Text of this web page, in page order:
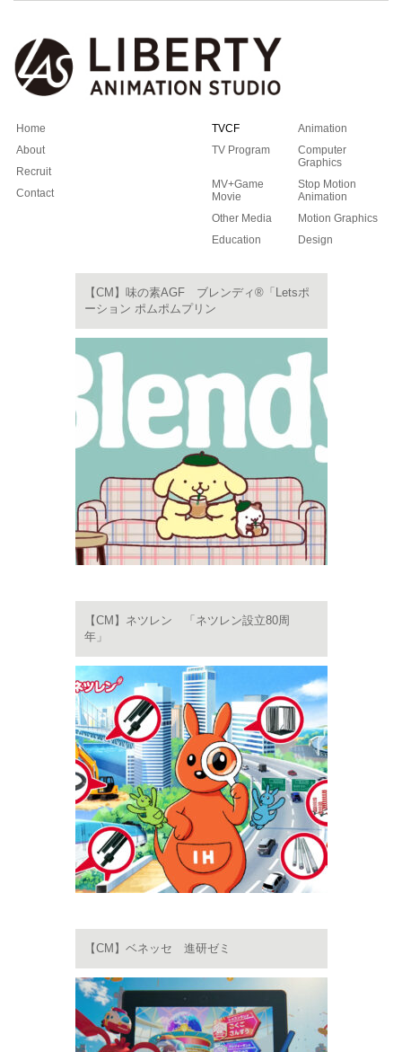
Home
About
Recruit
Contact
TVCF
Animation
TV Program
Computer
Graphics
MV+Game
Movie
Stop Motion
Animation
Other Media
Motion Graphics
Education
Design
【CM】味の素AGF ブレンディ®「Letsポ
ーション ポムポムプリン
【CM】ネツレン 「ネツレン設立80周
年」
【CM】ベネッセ 進研ゼミ